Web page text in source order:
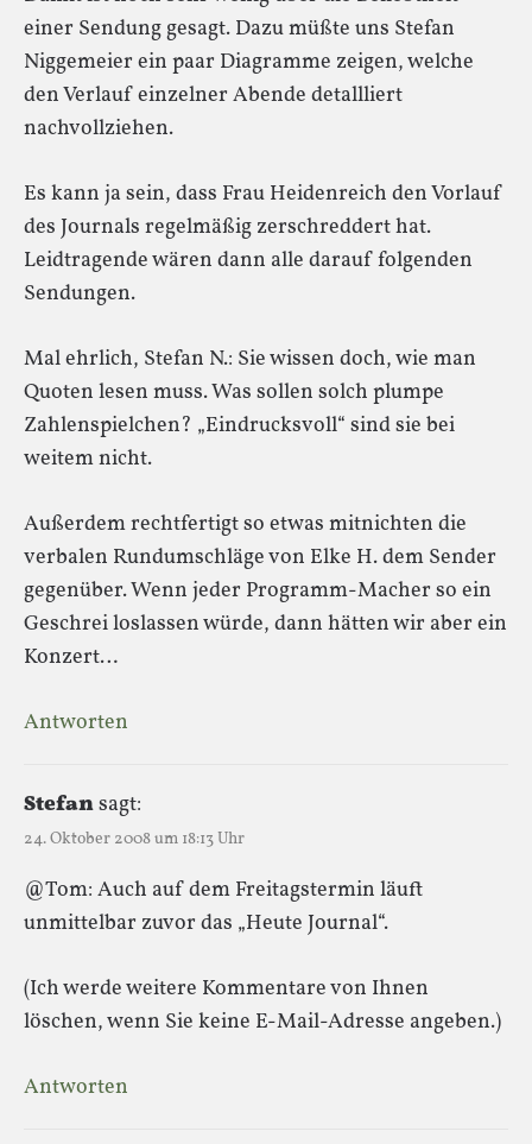
einer Sendung gesagt. Dazu müßte uns Stefan
Niggemeier ein paar Diagramme zeigen, welche
den Verlauf einzelner Abende detallliert
nachvollziehen.
Es kann ja sein, dass Frau Heidenreich den Vorlauf
des Journals regelmäßig zerschreddert hat.
Leidtragende wären dann alle darauf folgenden
Sendungen.
Mal ehrlich, Stefan N.: Sie wissen doch, wie man
Quoten lesen muss. Was sollen solch plumpe
Zahlenspielchen? „Eindrucksvoll“ sind sie bei
weitem nicht.
Außerdem rechtfertigt so etwas mitnichten die
verbalen Rundumschläge von Elke H. dem Sender
gegenüber. Wenn jeder Programm-Macher so ein
Geschrei loslassen würde, dann hätten wir aber ein
Konzert…
Antworten
Stefansagt:
24. Oktober 2008 um 18:13 Uhr
@Tom: Auch auf dem Freitagstermin läuft
unmittelbar zuvor das „Heute Journal“.
(Ich werde weitere Kommentare von Ihnen
löschen, wenn Sie keine E-Mail-Adresse angeben.)
Antworten